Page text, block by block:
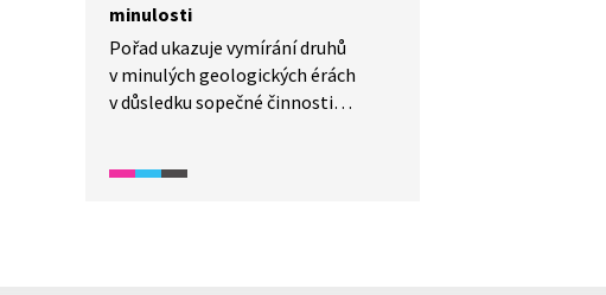
minulosti
Pořad ukazuje vymírání druhů
v minulých geologických érách
v důsledku sopečné činnosti
může za největší katastrofy